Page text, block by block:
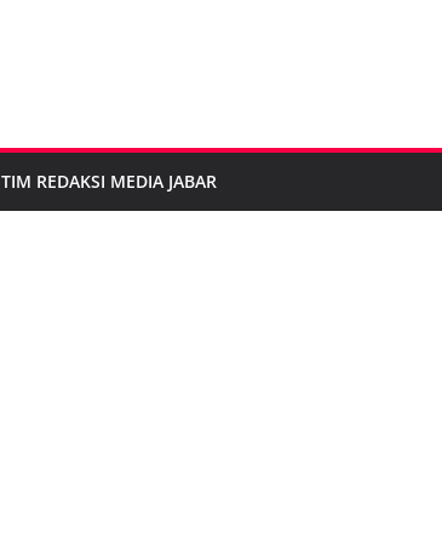
TIM REDAKSI MEDIA JABAR